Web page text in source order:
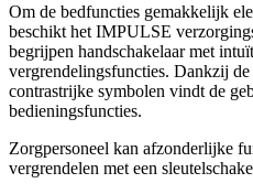
Om de bedfuncties gemakkelijk
beschikt het IMPULSE
begrijpen handschakelaar met
vergrendelingsfuncties. Dankzij
contrastrijke symbolen vindt de
bedieningsfuncties.
Zorgpersoneel kan afzonderlijke
vergrendelen met een